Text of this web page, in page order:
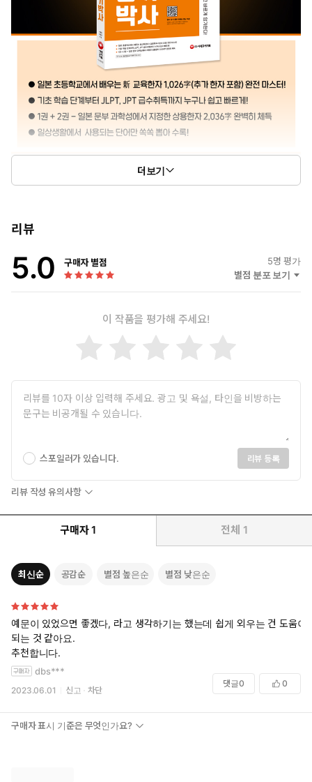
더보기
리뷰
5.0 구매자 별점 5명 평가
별점 분포 보기
이 작품을 평가해 주세요!
스포일러가 있습니다. 리뷰 등록
리뷰 작성 유의사항
구매자 1 전체 1
최신순 공감순 별점 높은순 별점 낮은순
예문이 있었으면 좋겠다, 라고 생각하기는 했는데 쉽게 외우는 건 도움이
되는 것 같아요.
추천합니다.
dbs***
2023.06.01 신고 차단
댓글0 0
구매자 표시 기준은 무엇인가요?